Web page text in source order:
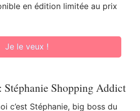
en édition limitée au prix
Je le veux !
Stéphanie Shopping Addict
c’est Stéphanie, big boss du